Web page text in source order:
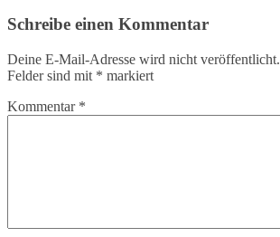
Schreibe einen Kommentar
Deine E-Mail-Adresse wird nicht veröffentlicht.
Felder sind mit * markiert
Kommentar *